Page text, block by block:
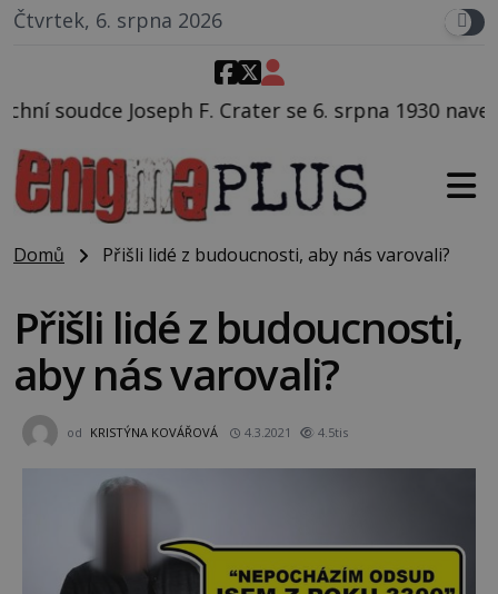
Čtvrtek, 6. srpna 2026
F. Crater se 6. srpna 1930 navečeří ve své
Domů Přišli lidé z budoucnosti, aby nás varovali?
Přišli lidé z budoucnosti,
aby nás varovali?
od KRISTÝNA KOVÁŘOVÁ 4.3.2021 4.5tis